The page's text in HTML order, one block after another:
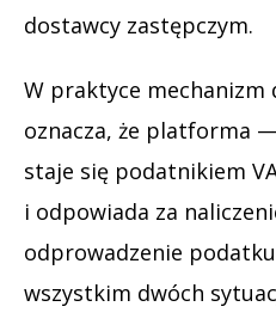
dostawcy zastępczym.
W praktyce mechanizm
oznacza, że platforma
staje się podatnikiem
i odpowiada za
odprowadzenie
wszystkim dwóch